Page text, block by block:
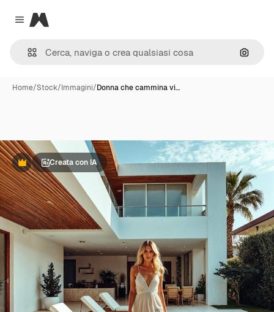
Close menu
Magnific
Cerca
Home/Stock/Immagini/Donna che cammina vi…
PremiumCreata con IA